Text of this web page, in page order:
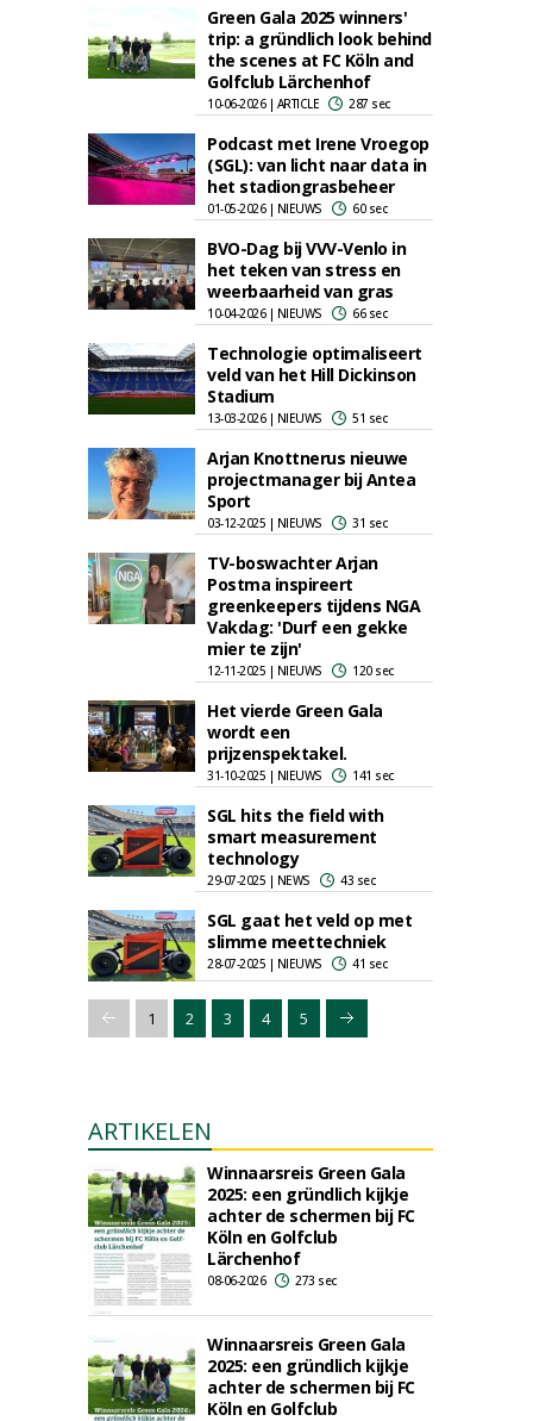
Green Gala 2025 winners'
trip: a gründlich look behind
the scenes at FC Köln and
Golfclub Lärchenhof
10-06-2026 | ARTICLE 287 sec
Podcast met Irene Vroegop
(SGL): van licht naar data in
het stadiongrasbeheer
01-05-2026 | NIEUWS 60 sec
BVO-Dag bij VVV-Venlo in
het teken van stress en
weerbaarheid van gras
10-04-2026 | NIEUWS 66 sec
Technologie optimaliseert
veld van het Hill Dickinson
Stadium
13-03-2026 | NIEUWS 51 sec
Arjan Knottnerus nieuwe
projectmanager bij Antea
Sport
03-12-2025 | NIEUWS 31 sec
TV-boswachter Arjan
Postma inspireert
greenkeepers tijdens NGA
Vakdag: 'Durf een gekke
mier te zijn'
12-11-2025 | NIEUWS 120 sec
Het vierde Green Gala
wordt een
prijzenspektakel.
31-10-2025 | NIEUWS 141 sec
SGL hits the field with
smart measurement
technology
29-07-2025 | NEWS 43 sec
SGL gaat het veld op met
slimme meettechniek
28-07-2025 | NIEUWS 41 sec
1 2 3 4 5
ARTIKELEN
Winnaarsreis Green Gala
2025: een gründlich kijkje
achter de schermen bij FC
Köln en Golfclub
Lärchenhof
08-06-2026 273 sec
Winnaarsreis Green Gala
2025: een gründlich kijkje
achter de schermen bij FC
Köln en Golfclub